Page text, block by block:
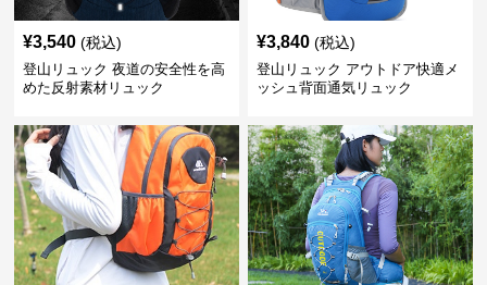
¥3,540 (税込)
登山リュック 夜道の安全性を高
めた反射素材リュック
¥3,840 (税込)
登山リュック アウトドア快適メ
ッシュ背面通気リュック